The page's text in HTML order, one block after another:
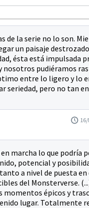
la serie no lo son.
un paisaje
ésta está impulsada
nosotros pudiéramos
entre lo ligero y lo
seriedad, pero no tan
marcha lo que podría
potencial y
a nivel de puesta en
del Monsterverse.
épicos y
lugar. Totalmente